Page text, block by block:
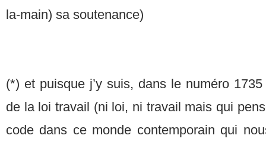
la-main) sa soutenance)
(*) et puisque j’y suis, dans le numéro
de la loi travail (ni loi, ni travail mais qui
code dans ce monde contemporain qui